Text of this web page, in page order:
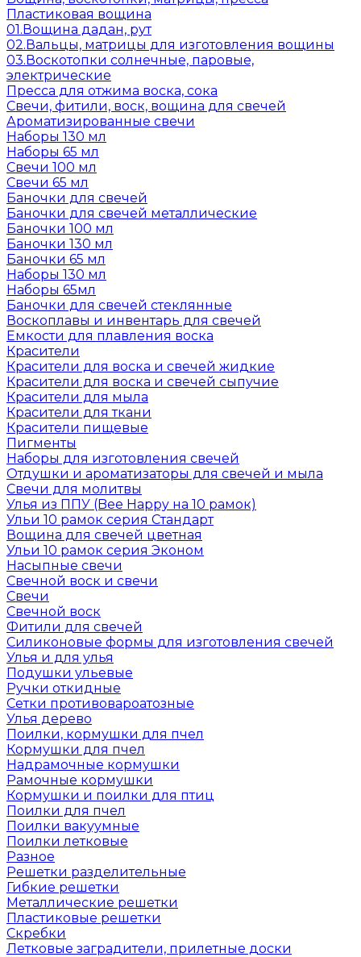
Пластиковая вощина
01.Вощина дадан, рут
02.Вальцы, матрицы для изготовления вощины
03.Воскотопки солнечные, паровые,
электрические
Пресса для отжима воска, сока
Свечи, фитили, воск, вощина для свечей
Ароматизированные свечи
Наборы 130 мл
Наборы 65 мл
Свечи 100 мл
Свечи 65 мл
Баночки для свечей
Баночки для свечей металлические
Баночки 100 мл
Баночки 130 мл
Баночки 65 мл
Наборы 130 мл
Наборы 65мл
Баночки для свечей стеклянные
Воскоплавы и инвентарь для свечей
Емкости для плавления воска
Красители
Красители для воска и свечей жидкие
Красители для воска и свечей сыпучие
Красители для мыла
Красители для ткани
Красители пищевые
Пигменты
Наборы для изготовления свечей
Отдушки и ароматизаторы для свечей и мыла
Свечи для молитвы
Улья из ППУ (Bee Happy на 10 рамок)
Ульи 10 рамок серия Стандарт
Вощина для свечей цветная
Ульи 10 рамок серия Эконом
Насыпные свечи
Свечной воск и свечи
Свечи
Свечной воск
Фитили для свечей
Силиконовые формы для изготовления свечей
Улья и для улья
Подушки ульевые
Ручки откидные
Сетки противовароатозные
Улья дерево
Поилки, кормушки для пчел
Кормушки для пчел
Надрамочные кормушки
Рамочные кормушки
Кормушки и поилки для птиц
Поилки для пчел
Поилки вакуумные
Поилки летковые
Разное
Решетки разделительные
Гибкие решетки
Металлические решетки
Пластиковые решетки
Скребки
Летковые заградители, прилетные доски